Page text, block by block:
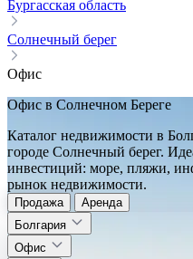
Бургасская область
Солнечный берег
Офис
Офис в Солнечном Береге
Каталог недвижимости в
городе Солнечный берег.
инвестиций: море, пляжи,
рынок недвижимости.
Продажа
Аренда
Болгария
Офис